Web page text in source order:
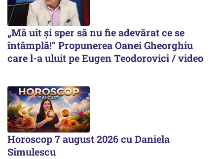
„Mă uit și sper să nu fie adevărat ce se
întâmplă!“ Propunerea Oanei Gheorghiu
care l-a uluit pe Eugen Teodorovici / video
Horoscop 7 august 2026 cu Daniela
Simulescu